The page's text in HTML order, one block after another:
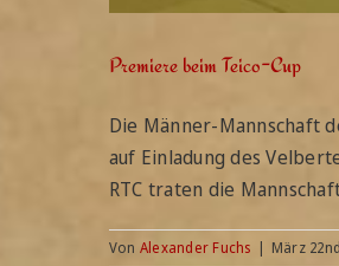
Premiere beim Teico-Cup
Die Männer-Mannschaft
auf Einladung des
RTC traten die
Von Alexander Fuchs | März